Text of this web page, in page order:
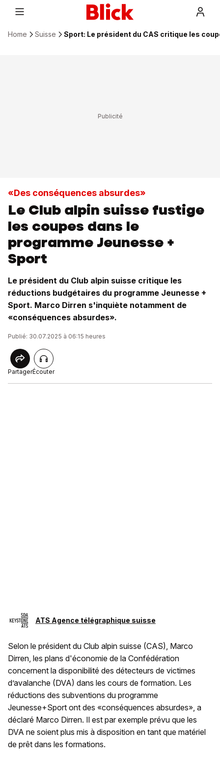
Home Suisse Sport: Le président du CAS critique les
«Des conséquences absurdes»
Le Club alpin suisse fustige
les coupes dans le
programme Jeunesse +
Sport
Le président du Club alpin suisse critique les
réductions budgétaires du programme Jeunesse +
Sport. Marco Dirren s'inquiète notamment de
«conséquences absurdes».
Publié: 30.07.2025 à 06:15 heures
PartagerÉcouter
ATS Agence télégraphique suisse
Selon le président du Club alpin suisse (CAS), Marco
Dirren, les plans d'économie de la Confédération
concernent la disponibilité des détecteurs de victimes
d’avalanche (DVA) dans les cours de formation. Les
réductions des subventions du programme
Jeunesse+Sport ont des «conséquences absurdes», a
déclaré Marco Dirren. Il est par exemple prévu que les
DVA ne soient plus mis à disposition en tant que matériel
de prêt dans les formations.